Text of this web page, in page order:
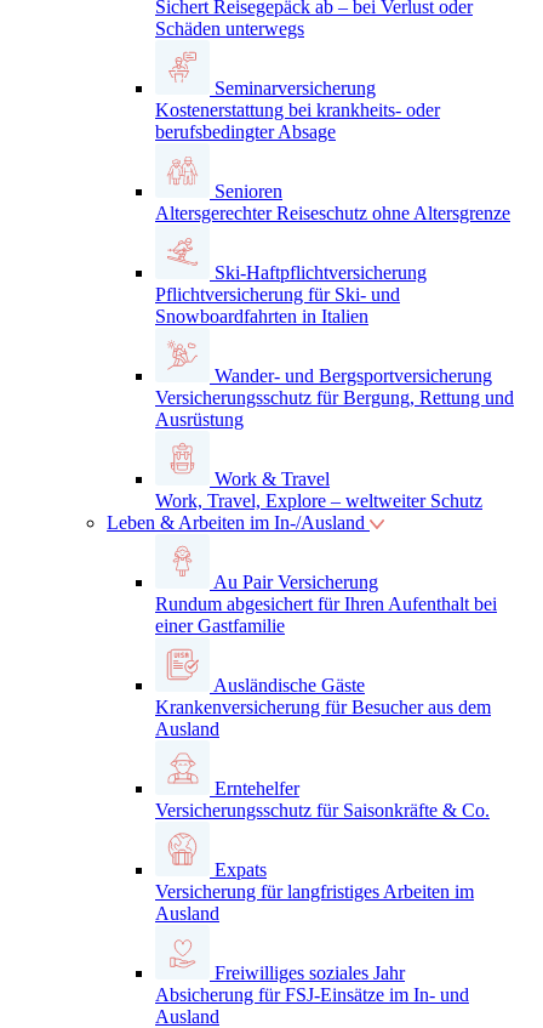
Sichert Reisegepäck ab – bei Verlust oder
Schäden unterwegs
Seminarversicherung
Kostenerstattung bei krankheits- oder
berufsbedingter Absage
Senioren
Altersgerechter Reiseschutz ohne Altersgrenze
Ski-Haftpflichtversicherung
Pflichtversicherung für Ski- und
Snowboardfahrten in Italien
Wander- und Bergsportversicherung
Versicherungsschutz für Bergung, Rettung und
Ausrüstung
Work & Travel
Work, Travel, Explore – weltweiter Schutz
Leben & Arbeiten im In-/Ausland
Au Pair Versicherung
Rundum abgesichert für Ihren Aufenthalt bei
einer Gastfamilie
Ausländische Gäste
Krankenversicherung für Besucher aus dem
Ausland
Erntehelfer
Versicherungsschutz für Saisonkräfte & Co.
Expats
Versicherung für langfristiges Arbeiten im
Ausland
Freiwilliges soziales Jahr
Absicherung für FSJ-Einsätze im In- und
Ausland